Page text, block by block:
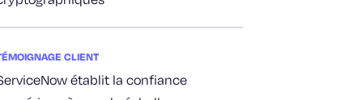
CLIENT
établit la confiance